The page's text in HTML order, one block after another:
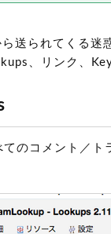
送られてくる
、リンク、
のコメント／